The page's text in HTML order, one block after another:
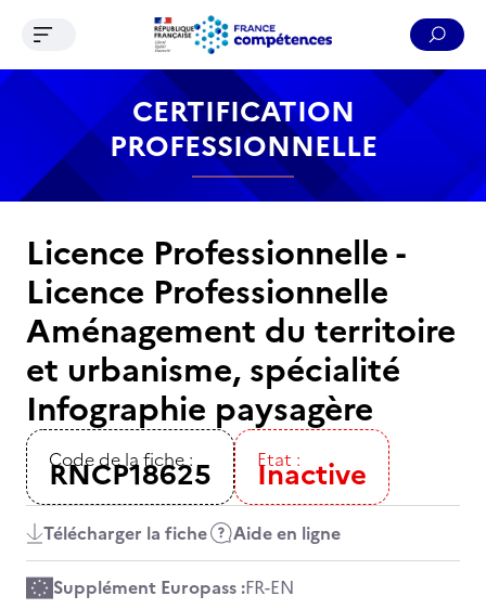
Contenu Recherche Menu Pied de page
Ouvrir le menu de navigation
CERTIFICATION
PROFESSIONNELLE
Licence Professionnelle -
Licence Professionnelle
Aménagement du territoire
et urbanisme, spécialité
Infographie paysagère
Code de la fiche :
RNCP18625 Etat :
Inactive
Télécharger la fiche Aide en ligne
Supplément Europass :FR-EN